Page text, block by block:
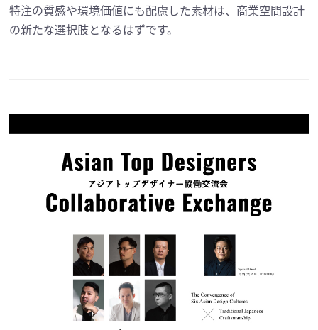
特注の質感や環境価値にも配慮した素材は、商業空間設計
の新たな選択肢となるはずです。